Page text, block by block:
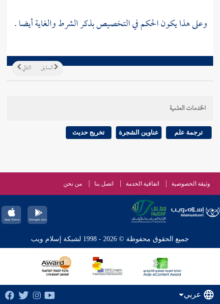
وعلى هذا يكون الحكم في التخصيص بذكر الشرط والغاية أيضا .
التالي السابق
الخدمات العلمية
ترجمة علم عناوين الشجرة تخريج حديث
وثيقة الخصوصية اتفاقية الخدمة اتصل بنا من نحن
جميع الحقوق محفوظة © 2026 - 1998 لشبكة إسلام ويب
عربي